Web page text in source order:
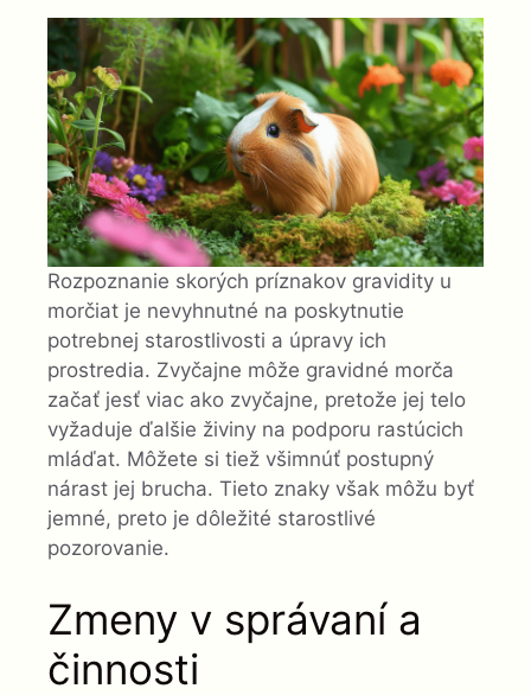
Rozpoznanie skorých príznakov gravidity u
morčiat je nevyhnutné na poskytnutie
potrebnej starostlivosti a úpravy ich
prostredia. Zvyčajne môže gravidné morča
začať jesť viac ako zvyčajne, pretože jej telo
vyžaduje ďalšie živiny na podporu rastúcich
mláďat. Môžete si tiež všimnúť postupný
nárast jej brucha. Tieto znaky však môžu byť
jemné, preto je dôležité starostlivé
pozorovanie.
Zmeny v správaní a
činnosti